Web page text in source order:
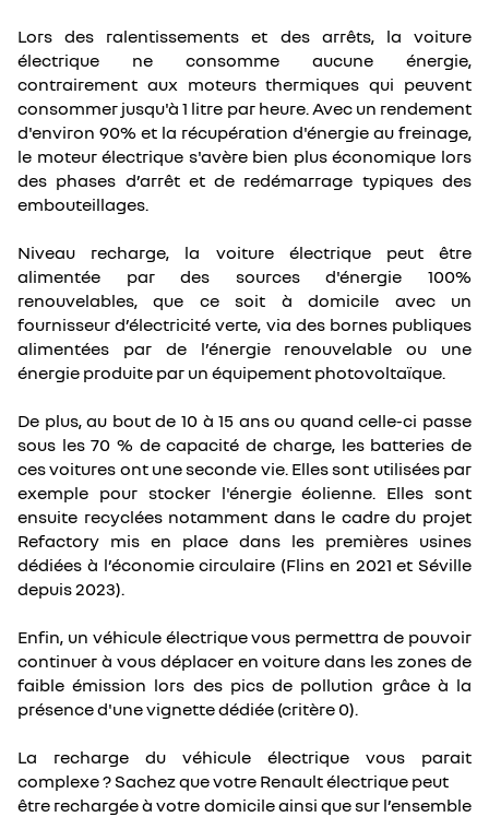
Lors des ralentissements et des arrêts, la voiture
électrique ne consomme aucune énergie,
contrairement aux moteurs thermiques qui peuvent
consommer jusqu'à 1 litre par heure. Avec un rendement
d'environ 90% et la récupération d'énergie au freinage,
le moteur électrique s'avère bien plus économique lors
des phases d’arrêt et de redémarrage typiques des
embouteillages.
Niveau recharge, la voiture électrique peut être
alimentée par des sources d'énergie 100%
renouvelables, que ce soit à domicile avec un
fournisseur d’électricité verte, via des bornes publiques
alimentées par de l’énergie renouvelable ou une
énergie produite par un équipement photovoltaïque.
De plus, au bout de 10 à 15 ans ou quand celle-ci passe
sous les 70 % de capacité de charge, les batteries de
ces voitures ont une seconde vie. Elles sont utilisées par
exemple pour stocker l'énergie éolienne. Elles sont
ensuite recyclées notamment dans le cadre du projet
Refactory mis en place dans les premières usines
dédiées à l’économie circulaire (Flins en 2021 et Séville
depuis 2023).
Enfin, un véhicule électrique vous permettra de pouvoir
continuer à vous déplacer en voiture dans les zones de
faible émission lors des pics de pollution grâce à la
présence d'une vignette dédiée (critère 0).
La recharge du véhicule électrique vous parait
complexe ? Sachez que votre Renault électrique peut
être rechargée à votre domicile ainsi que sur l’ensemble